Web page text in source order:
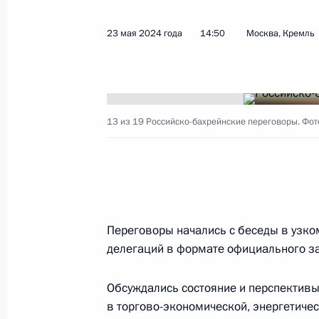
2 марта 2026 года, 16:30
Телефонный разговор с Королём
Аль Халифой
экономического форума
20 июня 2025 года, 19:50
23 мая 2024 года 14:50 Москва, Кремль
13 из 19 Российско-бахрейнские переговоры.
Переговоры начались с беседы в
делегаций в формате официального
Обсуждались состояние и
в торгово-экономической,